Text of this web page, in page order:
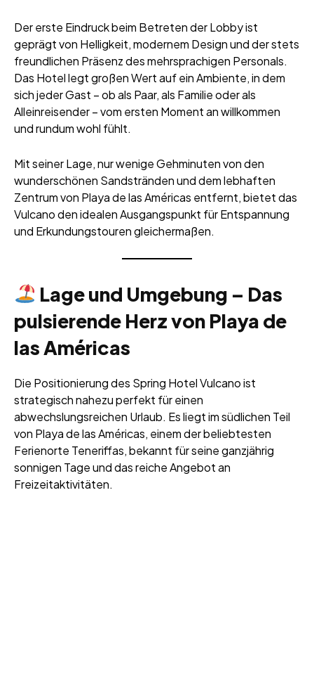
Der erste Eindruck beim Betreten der Lobby ist
geprägt von Helligkeit, modernem Design und der stets
freundlichen Präsenz des mehrsprachigen Personals.
Das Hotel legt großen Wert auf ein Ambiente, in dem
sich jeder Gast – ob als Paar, als Familie oder als
Alleinreisender – vom ersten Moment an willkommen
und rundum wohl fühlt.
Mit seiner Lage, nur wenige Gehminuten von den
wunderschönen Sandstränden und dem lebhaften
Zentrum von Playa de las Américas entfernt, bietet das
Vulcano den idealen Ausgangspunkt für Entspannung
und Erkundungstouren gleichermaßen.
Lage und Umgebung – Das
pulsierende Herz von Playa de
las Américas
Die Positionierung des Spring Hotel Vulcano ist
strategisch nahezu perfekt für einen
abwechslungsreichen Urlaub. Es liegt im südlichen Teil
von Playa de las Américas, einem der beliebtesten
Ferienorte Teneriffas, bekannt für seine ganzjährig
sonnigen Tage und das reiche Angebot an
Freizeitaktivitäten.